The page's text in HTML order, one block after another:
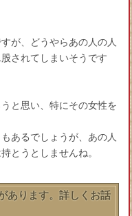
が、どうやらあの人の人
されてしまいそうです
と思い、特にその女性を
あるでしょうが、あの人
とうとしませんね。
あります。詳しくお話